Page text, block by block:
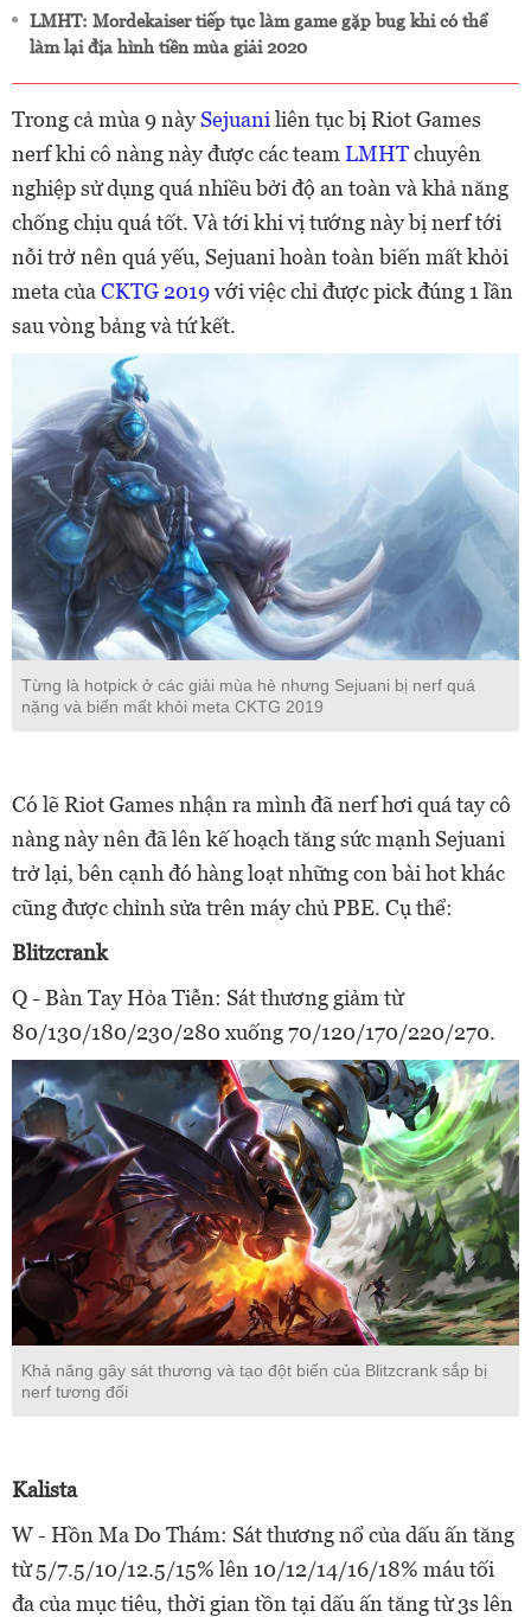
LMHT: Mordekaiser tiếp tục làm game gặp bug khi có thể
làm lại địa hình tiền mùa giải 2020
Trong cả mùa 9 nàySejuani liên tục bị Riot Games
nerf khi cô nàng này được các team LMHTchuyên
nghiệp sử dụng quá nhiều bởi độ an toàn và khả năng
chống chịu quá tốt. Và tới khi vị tướng này bị nerf tới
nỗi trở nên quá yếu, Sejuani hoàn toàn biến mất khỏi
meta của CKTG 2019với việc chỉ được pick đúng 1 lần
sau vòng bảng và tứ kết.
Từng là hotpick ở các giải mùa hè nhưng Sejuani bị nerf quá
nặng và biến mất khỏi meta CKTG 2019
Có lẽ Riot Games nhận ra mình đã nerf hơi quá tay cô
nàng này nên đã lên kế hoạch tăng sức mạnh Sejuani
trở lại, bên cạnh đó hàng loạt những con bài hot khác
cũng được chỉnh sửa trên máy chủ PBE. Cụ thể:
Blitzcrank
Q - Bàn Tay Hỏa Tiễn: Sát thương giảm từ
80/130/180/230/280 xuống 70/120/170/220/270.
Khả năng gây sát thương và tạo đột biến của Blitzcrank sắp bị
nerf tương đối
Kalista
W - Hồn Ma Do Thám: Sát thương nổ của dấu ấn tăng
từ 5/7.5/10/12.5/15% lên 10/12/14/16/18% máu tối
đa của mục tiêu, thời gian tồn tại dấu ấn tăng từ 3s lên